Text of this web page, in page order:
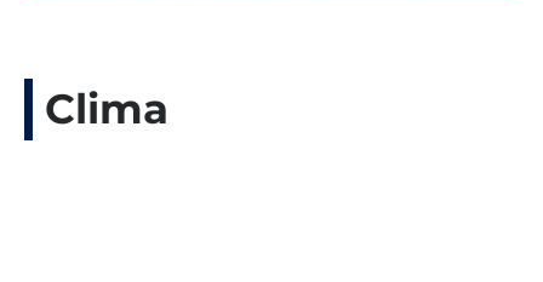
Clima